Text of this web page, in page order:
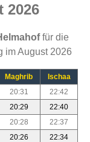
2026
für die
im August 2026
Maghrib
Ischaa
20:31
22:42
20:29
22:40
20:28
22:37
20:26
22:34